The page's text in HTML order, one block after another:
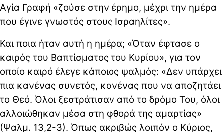
Αγία Γραφή «ζούσε στην έρημο, μέχρι την ημέρα
που έγινε γνωστός στους Ισραηλίτες».
Και ποια ήταν αυτή η ημέρα; «Όταν έφτασε ο
καιρός του Βαπτίσματος του Κυρίου», για τον
οποίο καιρό έλεγε κάποιος ψαλμός: «Δεν υπάρχει
πια κανένας συνετός, κανένας που να αποζητάει
το Θεό. Όλοι ξεστράτισαν από το δρόμο Του, όλοι
αλλοιώθηκαν μέσα στη φθορά της αμαρτίας»
(Ψαλμ. 13,2-3). Όπως ακριβώς λοιπόν ο Κύριος,